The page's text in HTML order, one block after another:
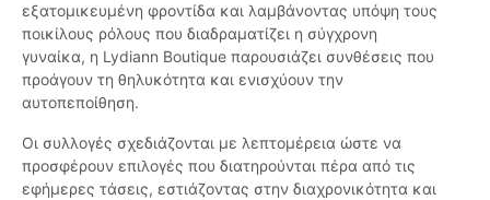
εξατομικευμένη φροντίδα και λαμβάνοντας υπόψη τους
ποικίλους ρόλους που διαδραματίζει η σύγχρονη
γυναίκα, η Lydiann Boutique παρουσιάζει συνθέσεις που
προάγουν τη θηλυκότητα και ενισχύουν την
αυτοπεποίθηση.
Οι συλλογές σχεδιάζονται με λεπτομέρεια ώστε να
προσφέρουν επιλογές που διατηρούνται πέρα από τις
εφήμερες τάσεις, εστιάζοντας στην διαχρονικότητα και